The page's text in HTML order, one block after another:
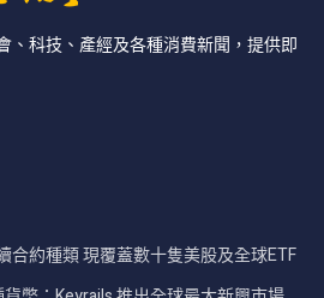
、科技、產經及各種消費新聞，提供即
合約種類 現覆蓋數十隻美股及全球ETF